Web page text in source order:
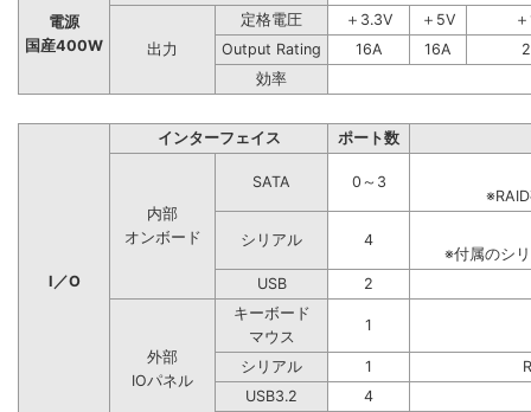
電源
国産400W
出力
定格電圧 ＋3.3V ＋5V
Output Rating
16A 16A
効率
I／O
インターフェイス ポート数
内部
オンボード
SATA
0～3
シリアル
4
※付属のシ
USB
2
外部
IOパネル
キーボード
マウス
1
シリアル 1
USB3.2
4